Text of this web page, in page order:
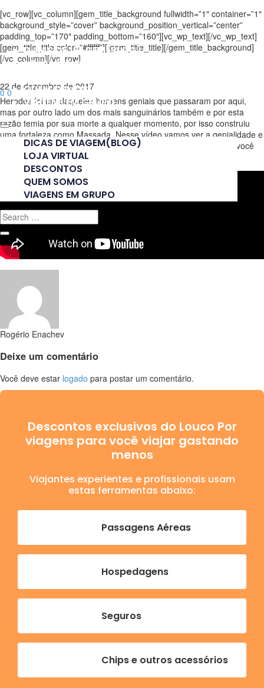
DICAS DE VIAGEM(BLOG)
LOJA VIRTUAL
QUEM SOMOS
VIAGENS EM GRUPO
DICAS DE VIAGEM(BLOG)
LOJA VIRTUAL
DESCONTOS
QUEM SOMOS
VIAGENS EM GRUPO
[vc_row][vc_column][gem_title_background fullwidth=”1″ container=”1″
background_style=”cover” background_position_vertical=”center”
padding_top=”170″ padding_bottom=”160″][vc_wp_text][/vc_wp_text]
[gem_title_title color=”#ffffff”][/gem_title_title][/gem_title_background]
[/vc_column][/vc_row]
0 0
22 de dezembro de 2017
Herodes foi um daqueles homens geniais que passaram por aqui,
mas por outro lado um dos mais sanguinários também e por esta
razão temia por sua morte a qualquer momento, por isso construiu
uma fortaleza como Massada. Nesse vídeo vamos ver a genialidade e
loucura desse homem. Massada é um lugar único no mundo e você
não poder deixar de conhecer.
Rogério Enachev
Deixe um comentário
Você deve estar logado para postar um comentário.
Descontos exclusivos do Louco Por
viagens para você viajar gastando
menos
Viajantes experientes e profissionais usam
estas ferramentas abaixo:
Passagens Aéreas
Hospedagens
Seguros
Chips e outros acessórios